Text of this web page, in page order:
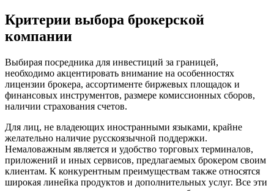
Критерии выбора брокерской
компании
Выбирая посредника для инвестиций за границей,
необходимо акцентировать внимание на особенностях
лицензии брокера, ассортименте биржевых площадок и
финансовых инструментов, размере комиссионных сборов,
наличии страхования счетов.
Для лиц, не владеющих иностранными языками, крайне
желательно наличие русскоязычной поддержки.
Немаловажным является и удобство торговых терминалов,
приложений и иных сервисов, предлагаемых брокером своим
клиентам. К конкурентным преимуществам также относятся
широкая линейка продуктов и дополнительных услуг. Все эти